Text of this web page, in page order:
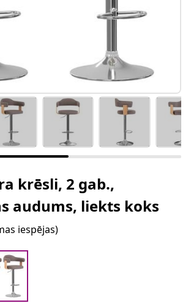
krēsli, 2 gab.,
audums, liekts koks
iespējas)